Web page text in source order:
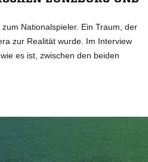
Nationalspieler. Ein Traum, der
zur Realität wurde. Im Interview
es ist, zwischen den beiden